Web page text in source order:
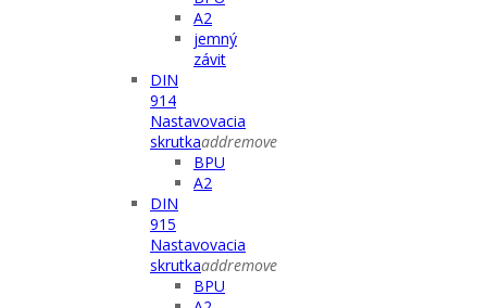
A2
jemný
závit
DIN
914
Nastavovacia
skrutkaaddremove
BPU
A2
DIN
915
Nastavovacia
skrutkaaddremove
BPU